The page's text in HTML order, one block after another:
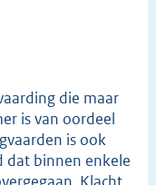
die maar
is van oordeel
is ook
dat binnen enkele
Klacht